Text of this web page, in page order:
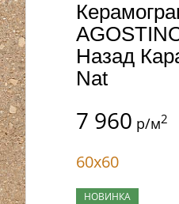
Назад
Nat
7 960 р/м2
60x60
НОВИНКА